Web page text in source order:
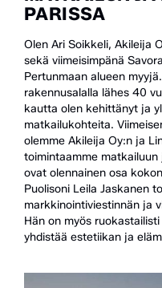
PARISSA
Olen Ari Soikkeli, Akileija
sekä viimeisimpänä
Pertunmaan alueen
rakennusalalla lähes 40
kautta olen kehittänyt ja
matkailukohteita.
olemme Akileija Oy:n ja
toimintaamme
ovat olennainen osa
Puolisoni Leila Jaskanen
markkinointiviestinnän ja
Hän on myös
yhdistää estetiikan ja